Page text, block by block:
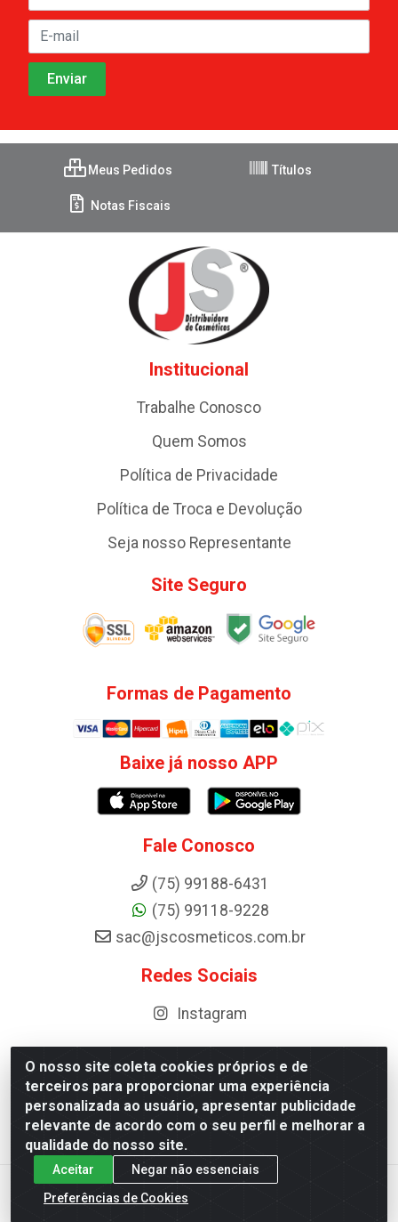
O nosso site coleta cookies próprios e de
terceiros para proporcionar uma experiência
personalizada ao usuário, apresentar publicidade
relevante de acordo com o seu perfil e melhorar a
qualidade do nosso site.
Aceitar
Negar não essenciais
Preferências de Cookies
Meus Pedidos Títulos
Notas Fiscais
Institucional
Trabalhe Conosco
Quem Somos
Política de Privacidade
Política de Troca e Devolução
Seja nosso Representante
Site Seguro
Formas de Pagamento
Baixe já nosso APP
Fale Conosco
(75) 99188-6431
(75) 99118-9228
sac@jscosmeticos.com.br
Redes Sociais
Instagram
Distribuidora de Cosméticos Antoneto LTDA - BA-052,
km 87 - Industrial, Ipirá - BA, 44600-000 - CNPJ
10.984.107/0001-75